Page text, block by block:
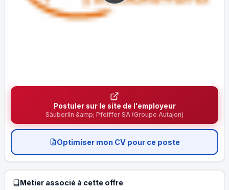
Postuler sur le site de l'employeur
Säuberlin &amp; Pfeiffer SA (Groupe Autajon)
Optimiser mon CV pour ce poste
Métier associé à cette offre